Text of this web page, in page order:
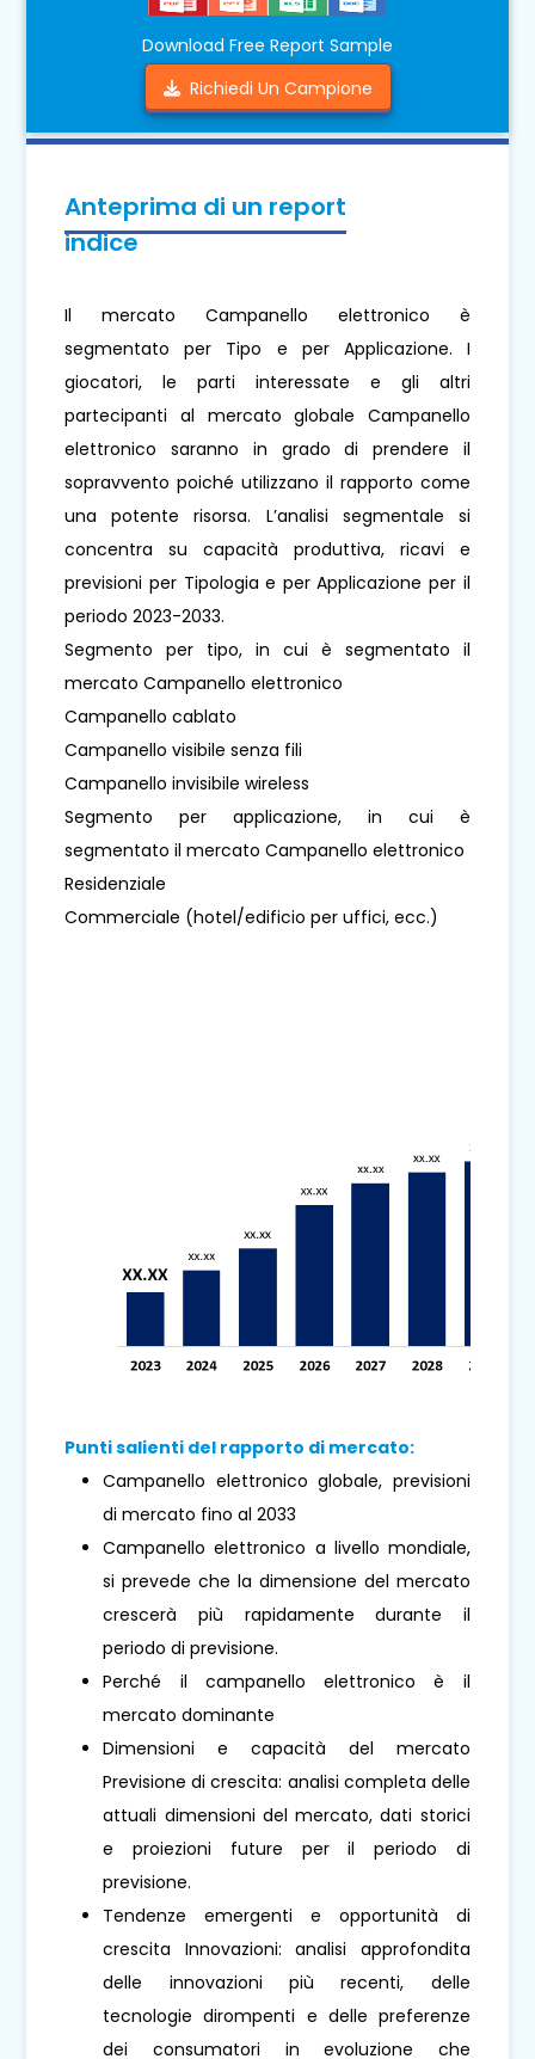
Download Free Report Sample
Richiedi Un Campione
Anteprima di un report
indice
Il mercato Campanello elettronico è
segmentato per Tipo e per Applicazione. I
giocatori, le parti interessate e gli altri
partecipanti al mercato globale Campanello
elettronico saranno in grado di prendere il
sopravvento poiché utilizzano il rapporto come
una potente risorsa. L’analisi segmentale si
concentra su capacità produttiva, ricavi e
previsioni per Tipologia e per Applicazione per il
periodo 2023-2033.
Segmento per tipo, in cui è segmentato il
mercato Campanello elettronico
Campanello cablato
Campanello visibile senza fili
Campanello invisibile wireless
Segmento per applicazione, in cui è
segmentato il mercato Campanello elettronico
Residenziale
Commerciale (hotel/edificio per uffici, ecc.)
Punti salienti del rapporto di mercato:
Campanello elettronico globale, previsioni
di mercato fino al 2033
Campanello elettronico a livello mondiale,
si prevede che la dimensione del mercato
crescerà più rapidamente durante il
periodo di previsione.
Perché il campanello elettronico è il
mercato dominante
Dimensioni e capacità del mercato
Previsione di crescita: analisi completa delle
attuali dimensioni del mercato, dati storici
e proiezioni future per il periodo di
previsione.
Tendenze emergenti e opportunità di
crescita Innovazioni: analisi approfondita
delle innovazioni più recenti, delle
tecnologie dirompenti e delle preferenze
dei consumatori in evoluzione che